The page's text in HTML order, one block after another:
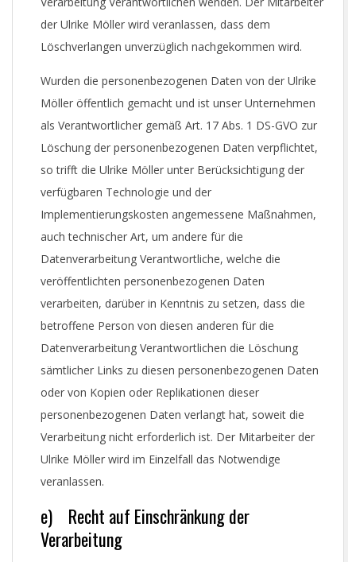
der Ulrike Möller wird veranlassen, dass dem
Löschverlangen unverzüglich nachgekommen wird.
Wurden die personenbezogenen Daten von der Ulrike
Möller öffentlich gemacht und ist unser Unternehmen
als Verantwortlicher gemäß Art. 17 Abs. 1 DS-GVO zur
Löschung der personenbezogenen Daten verpflichtet,
so trifft die Ulrike Möller unter Berücksichtigung der
verfügbaren Technologie und der
Implementierungskosten angemessene Maßnahmen,
auch technischer Art, um andere für die
Datenverarbeitung Verantwortliche, welche die
veröffentlichten personenbezogenen Daten
verarbeiten, darüber in Kenntnis zu setzen, dass die
betroffene Person von diesen anderen für die
Datenverarbeitung Verantwortlichen die Löschung
sämtlicher Links zu diesen personenbezogenen Daten
oder von Kopien oder Replikationen dieser
personenbezogenen Daten verlangt hat, soweit die
Verarbeitung nicht erforderlich ist. Der Mitarbeiter der
Ulrike Möller wird im Einzelfall das Notwendige
veranlassen.
e) Recht auf Einschränkung der
Verarbeitung